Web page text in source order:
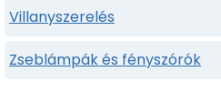
Villanyszerelés
Zseblámpák és fényszórók